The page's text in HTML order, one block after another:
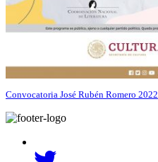
Convocatoria José Rubén Romero 2022